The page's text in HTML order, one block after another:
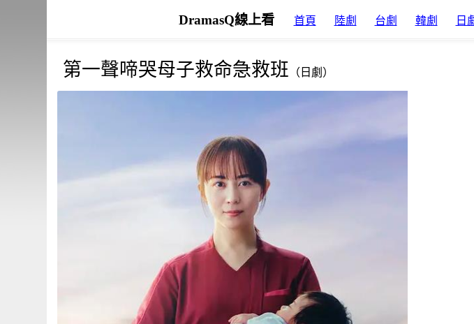
DramasQ線上看 首頁 陸劇 台劇 韓劇 日
第一聲啼哭母子救命急救班 （日劇）